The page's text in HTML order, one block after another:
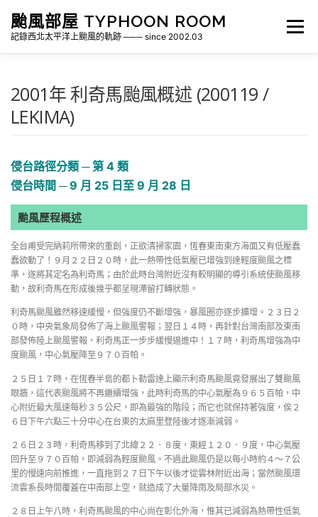
颱風部屋 TYPHOON ROOM
記錄西北太平洋上颱風的軌跡 ─── since 2002.03
選單
2001年 利奇馬颱風概述 (200119 /
LEKIMA)
侵台路徑分類 ─ 第 4 類
侵台時間 ─ 9 月 25 日至 9 月 28 日
颱風歷程概述
全台甫受完納莉所帶來的重創，正欲清掃家園，恆春東南東方海面又有低壓蠢
蠢欲動了！９月２２日２０時，此一熱帶性低氣壓已增強到達輕度颱風之標
準，遂將其定名為利奇馬；由於此時台灣附近沒有較明顯的導引系統使颱風移
動，故利奇馬在形成後幾乎都呈現滯留打轉狀態。
利奇馬颱風雖然移速緩慢，但強度仍不斷增強，暴風圈亦逐步擴增。２３日２
０時，中央氣象局發佈了海上颱風警報；翌日１４時，再針對台灣南部及東南
部發佈陸上颱風警報，利奇馬正一步步緩慢逼進中！１７時，利奇馬增強為中
度颱風，中心氣壓降至９７０百帕。
２５日１７時，在恆春半島的都卜勒雷達上顯示利奇馬颱風竟發展出了雙颱風
眼牆，這代表颱風將不再繼續增強，此時利奇馬的中心氣壓為９６５百帕，中
心附近最大風速每秒３５公尺，即為最強的階段；而它也就保持著強度，俟２
６日下午六點三十分中心在台東的太麻里登陸後才逐漸減弱。
２６日２３時，利奇馬移到了北緯２２．８度，東經１２０．９度，中心氣壓
回升至９７０百帕，即減弱為輕度颱風。不過此颱風仍是以每小時約４～７公
里的慢速向前推進，一直拖到２７日下午以後才從雲林附近出海；當然颱風環
流雲系長時間覆蓋在中南部上空，就造成了大量降雨及局部水災。
２８日上午八時，利奇馬颱風的中心尚在彰化外海，惟其已減弱為熱帶性低氣